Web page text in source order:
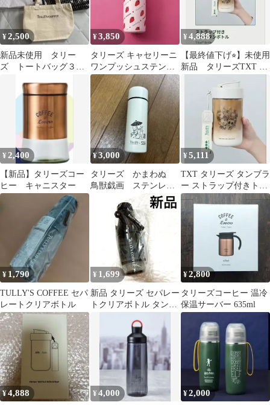
¥2,500
新品未使用 タリー
ズ トートバッグ３点
¥3,850
タリーズ キャセリーニ
ワンプッシュステンレ
スボトル ストロベリー
¥4,888
【最終値下げ⭐︎】未使用
新品 タリーズTXT ト
¥ 2,400
【新品】タリーズコー
ヒー キャニスター
¥3,000
タリーズ かまわぬ
鳥獣戯画 ステンレス
ミニボトル
¥5,111
TXT タリーズ タンブラ
ー ストラップ付きトラ
イタンボトル
PPULBATU
¥ 1,790
TULLY'S COFFEE セパ
レートクリアボトル
¥ 1,699
新品 タリーズ セパレー
トクリアボトル タンブ
¥2,800
タリーズコーヒー 温冷
保温サーバー 635ml
¥4,888 ¥4,000 ¥2,000